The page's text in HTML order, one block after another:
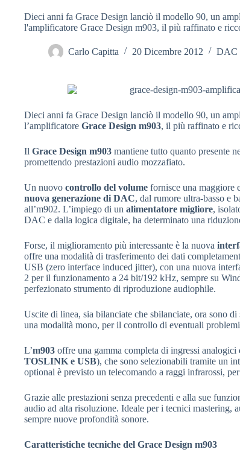
Dieci anni fa Grace Design lanciò il modello 90, un
l'amplificatore Grace Design m903, il più raffinato e
Carlo Capitta 20 Dicembre 2012 DAC
Dieci anni fa Grace Design lanciò il modello 90, un
l’amplificatore Grace Design m903, il più raffinato e
Il Grace Design m903 mantiene tutto quanto presente
promettendo prestazioni audio mozzafiato.
Un nuovo controllo del volume fornisce una maggiore
nuova generazione di DAC, dal rumore ultra-basso e
all’m902. L’impiego di un alimentatore migliore,
DAC e dalla logica digitale, ha determinato una
Forse, il miglioramento più interessante è la nuova
offre una modalità di trasferimento dei dati
USB (zero interface induced jitter), con una nuova
2 per il funzionamento a 24 bit/192 kHz, sempre su
perfezionato strumento di riproduzione audiophile.
Uscite di linea, sia bilanciate che sbilanciate, ora sono
una modalità mono, per il controllo di eventuali
L’m903 offre una gamma completa di ingressi analogici
TOSLINK e USB), che sono selezionabili tramite un
optional è previsto un telecomando a raggi infrarossi,
Grazie alle prestazioni senza precedenti e alla sue
audio ad alta risoluzione. Ideale per i tecnici
sempre nuove profondità sonore.
Caratteristiche tecniche del Grace Design m903